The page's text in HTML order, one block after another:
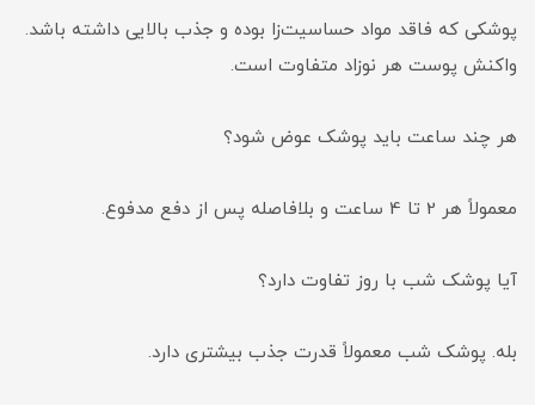
پوشکی که فاقد مواد حساسیت‌زا بوده و جذب بالایی داشته باشد.
واکنش پوست هر نوزاد متفاوت است.
هر چند ساعت باید پوشک عوض شود؟
معمولاً هر 2 تا 4 ساعت و بلافاصله پس از دفع مدفوع.
آیا پوشک شب با روز تفاوت دارد؟
بله. پوشک شب معمولاً قدرت جذب بیشتری دارد.